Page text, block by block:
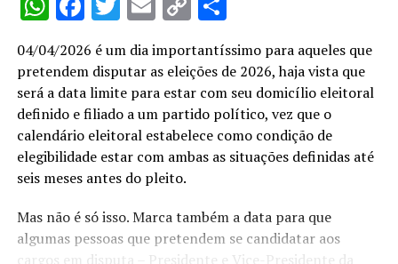
04/04/2026 é um dia importantíssimo para aqueles que
pretendem disputar as eleições de 2026, haja vista que
será a data limite para estar com seu domicílio eleitoral
definido e filiado a um partido político, vez que o
calendário eleitoral estabelece como condição de
elegibilidade estar com ambas as situações definidas até
seis meses antes do pleito.
Mas não é só isso. Marca também a data para que
algumas pessoas que pretendem se candidatar aos
cargos em disputa – Presidente e Vice-Presidente da